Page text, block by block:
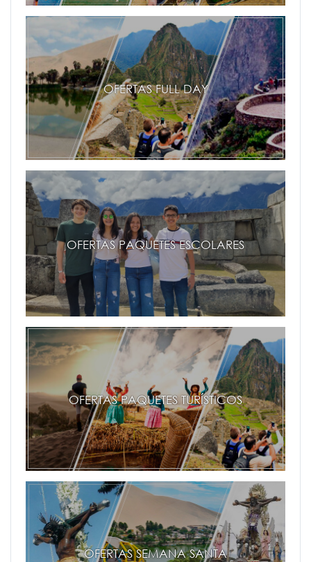
OFERTAS FULL DAY
OFERTAS PAQUETES ESCOLARES
OFERTAS PAQUETES TURÍSTICOS
OFERTAS SEMANA SANTA